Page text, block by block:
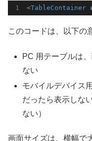
<TableContainer
このコードは、以下の
PC 用テーブルは
ない
モバイルデバイス
だったら表示しな
ない）
画面サイズは、横幅で